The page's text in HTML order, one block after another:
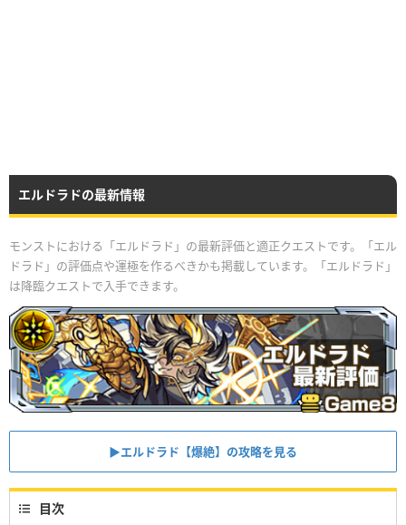
エルドラドの最新情報
モンストにおける「エルドラド」の最新評価と適正クエストです。「エル
ドラド」の評価点や運極を作るべきかも掲載しています。「エルドラド」
は降臨クエストで入手できます。
▶エルドラド【爆絶】の攻略を見る
目次